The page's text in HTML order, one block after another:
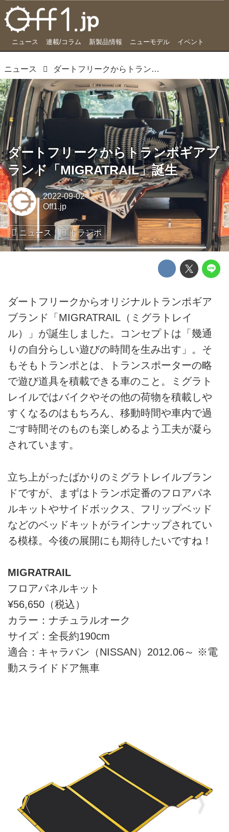
ニュース 連載/コラム 新製品情報 ニューモデル イベント
ニュース ダートフリークからトランポギアブランド「MIGRATRAIL」誕生
ダートフリークからトランポギアブ
ランド「MIGRATRAIL」誕生
2022-09-02
Off1.jp
ニュース トランポ
ダートフリークからオリジナルトランポギア
ブランド「MIGRATRAIL（ミグラトレイ
ル）」が誕生しました。コンセプトは「幾通
りの自分らしい遊びの時間を生み出す」。そ
もそもトランポとは、トランスポーターの略
で遊び道具を積載できる車のこと。ミグラト
レイルではバイクやその他の荷物を積載しや
すくなるのはもちろん、移動時間や車内で過
ごす時間そのものも楽しめるよう工夫が凝ら
されています。
立ち上がったばかりのミグラトレイルブラン
ドですが、まずはトランポ定番のフロアパネ
ルキットやサイドボックス、フリップベッド
などのベッドキットがラインナップされてい
る模様。今後の展開にも期待したいですね！
MIGRATRAIL
フロアパネルキット
¥56,650（税込）
カラー：ナチュラルオーク
サイズ：全長約190cm
適合：キャラバン（NISSAN）2012.06～ ※電
動スライドドア無車